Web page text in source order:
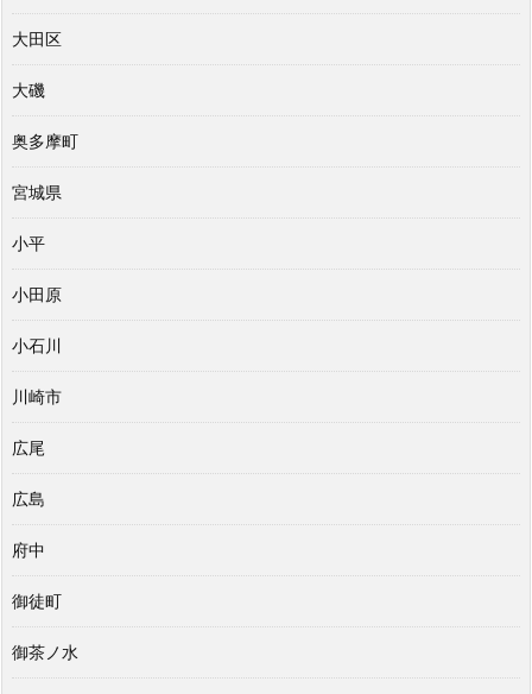
大田区
大磯
奥多摩町
宮城県
小平
小田原
小石川
川崎市
広尾
広島
府中
御徒町
御茶ノ水